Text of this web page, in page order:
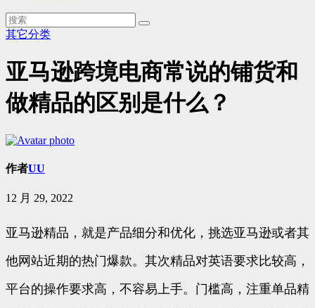
其它分类
亚马逊跨境电商常说的铺货和
做精品的区别是什么？
作者UU
12 月 29, 2022
亚马逊精品，就是产品细分和优化，挑选亚马逊或者其
他网站近期的热门爆款。其次精品对英语要求比较高，
平台的操作要求高，不容易上手。门槛高，注重单品精